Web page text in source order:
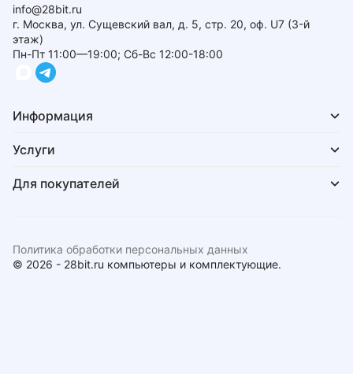
info@28bit.ru
г. Москва, ул. Сущевский вал, д. 5, стр. 20, оф. U7 (3-й
этаж)
Пн-Пт 11:00—19:00; Сб-Вс 12:00-18:00
Информация
Услуги
Для покупателей
© 2026 - 28bit.ru компьютеры и комплектующие.
Политика обработки персональных данных